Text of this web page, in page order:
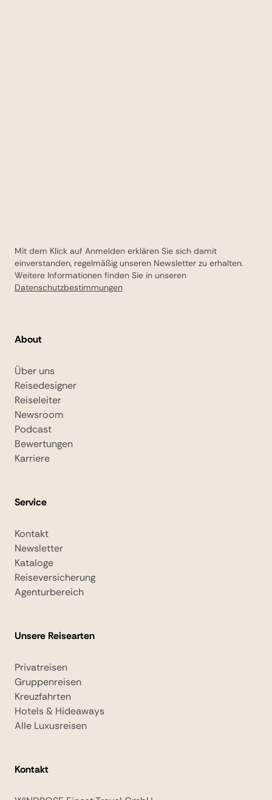
Mit dem Klick auf Anmelden erklären Sie sich damit
einverstanden, regelmäßig unseren Newsletter zu erhalten.
Weitere Informationen finden Sie in unseren
Datenschutzbestimmungen
About
Über uns
Reisedesigner
Reiseleiter
Newsroom
Podcast
Bewertungen
Karriere
Service
Kontakt
Newsletter
Kataloge
Reiseversicherung
Agenturbereich
Unsere Reisearten
Privatreisen
Gruppenreisen
Kreuzfahrten
Hotels & Hideaways
Alle Luxusreisen
Kontakt